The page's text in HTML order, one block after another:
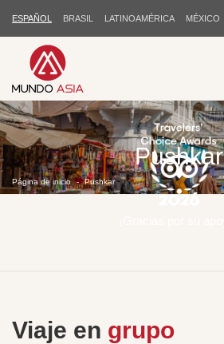
ESPAÑOL BRASIL LATINOAMÉRICA MÉXICO
Pushkar
Página de inicio Pushkar
Viaje en grupo